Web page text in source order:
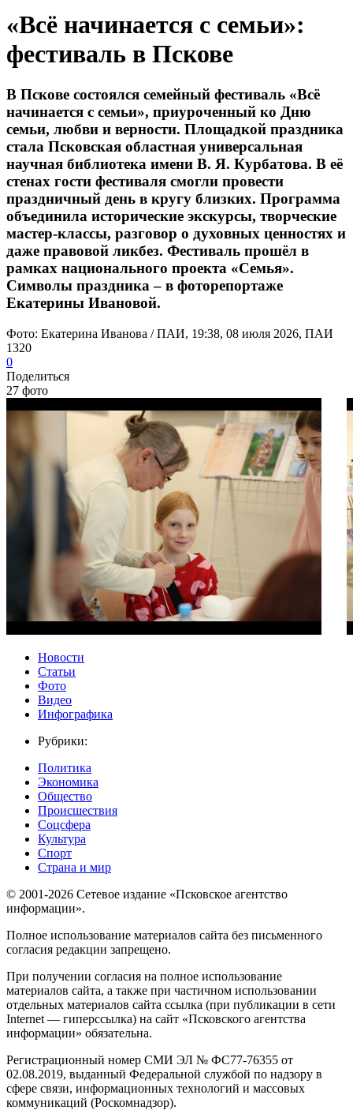
«Всё начинается с семьи»:
фестиваль в Пскове
В Пскове состоялся семейный фестиваль «Всё
начинается с семьи», приуроченный ко Дню
семьи, любви и верности. Площадкой праздника
стала Псковская областная универсальная
научная библиотека имени В. Я. Курбатова. В её
стенах гости фестиваля смогли провести
праздничный день в кругу близких. Программа
объединила исторические экскурсы, творческие
мастер‑классы, разговор о духовных ценностях и
даже правовой ликбез. Фестиваль прошёл в
рамках национального проекта «Семья».
Символы праздника – в фоторепортаже
Екатерины Ивановой.
Фото: Екатерина Иванова / ПАИ, 19:38, 08 июля 2026, ПАИ
1320
0
Поделиться
27 фото
Новости
Статьи
Фото
Видео
Инфографика
Рубрики:
Политика
Экономика
Общество
Происшествия
Соцсфера
Культура
Спорт
Страна и мир
© 2001-2026 Сетевое издание «Псковское агентство
информации».
Полное использование материалов сайта без письменного
согласия редакции запрещено.
При получении согласия на полное использование
материалов сайта, а также при частичном использовании
отдельных материалов сайта ссылка (при публикации в сети
Internet — гиперссылка) на сайт «Псковского агентства
информации» обязательна.
Регистрационный номер СМИ ЭЛ № ФС77-76355 от
02.08.2019, выданный Федеральной службой по надзору в
сфере связи, информационных технологий и массовых
коммуникаций (Роскомнадзор).